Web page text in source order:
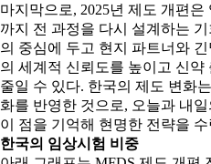
마지막으로, 2025년 제도 개편
까지 전 과정을 다시 설계하는
의 중심에 두고 현지 파트너와
의 세계적 신뢰도를 높이고 신약
줄일 수 있다. 한국의 제도 변화
화를 반영한 것으로, 오늘과 내
이 점을 기억해 현명한 전략을
한국의 임상시험 비중